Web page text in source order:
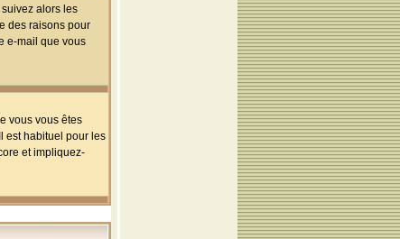
alors les
des raisons pour
e-mail que vous
vous vous êtes
est habituel pour les
et impliquez-